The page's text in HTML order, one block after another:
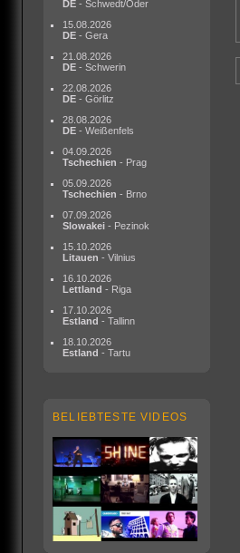
DE - Schwedt/Oder
15.08.2026
DE - Gera
21.08.2026
DE - Schwerin
22.08.2026
DE - Görlitz
28.08.2026
DE - Weißenfels
04.09.2026
Tschechien - Prag
05.09.2026
Tschechien - Brno
07.09.2026
Slowakei - Pezinok
15.10.2026
Litauen - Vilnius
16.10.2026
Lettland - Riga
17.10.2026
Estland - Tallinn
18.10.2026
Estland - Tartu
BELIEBTESTE VIDEOS